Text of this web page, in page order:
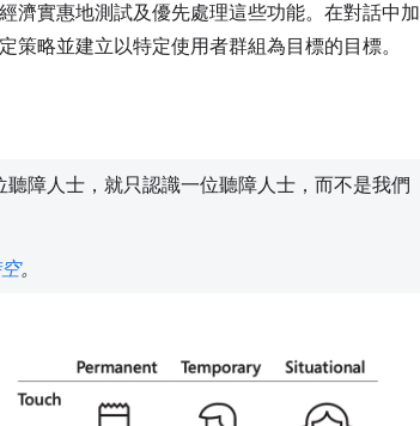
濟實惠地測試及優先處理這些功能。在對話中加
略並建立以特定使用者群組為目標的目標。
障人士，就只認識一位聽障人士，而不是我們
。